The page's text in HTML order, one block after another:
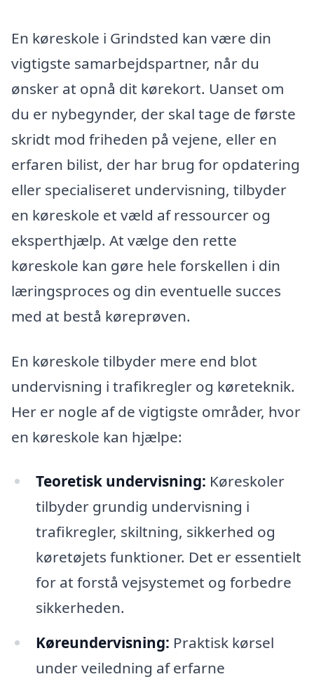
En køreskole i Grindsted kan være din
vigtigste samarbejdspartner, når du
ønsker at opnå dit kørekort. Uanset om
du er nybegynder, der skal tage de første
skridt mod friheden på vejene, eller en
erfaren bilist, der har brug for opdatering
eller specialiseret undervisning, tilbyder
en køreskole et væld af ressourcer og
eksperthjælp. At vælge den rette
køreskole kan gøre hele forskellen i din
læringsproces og din eventuelle succes
med at bestå køreprøven.
En køreskole tilbyder mere end blot
undervisning i trafikregler og køreteknik.
Her er nogle af de vigtigste områder, hvor
en køreskole kan hjælpe:
Teoretisk undervisning: Køreskoler
tilbyder grundig undervisning i
trafikregler, skiltning, sikkerhed og
køretøjets funktioner. Det er essentielt
for at forstå vejsystemet og forbedre
sikkerheden.
Køreundervisning: Praktisk kørsel
under veiledning af erfarne